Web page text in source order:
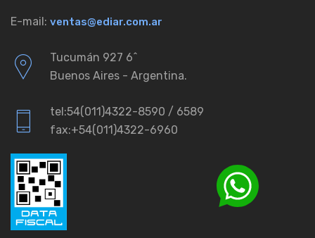
E-mail: ventas@ediar.com.ar
Tucumán 927 6ˆ
Buenos Aires - Argentina.
tel:54(011)4322-8590 / 6589
fax:+54(011)4322-6960